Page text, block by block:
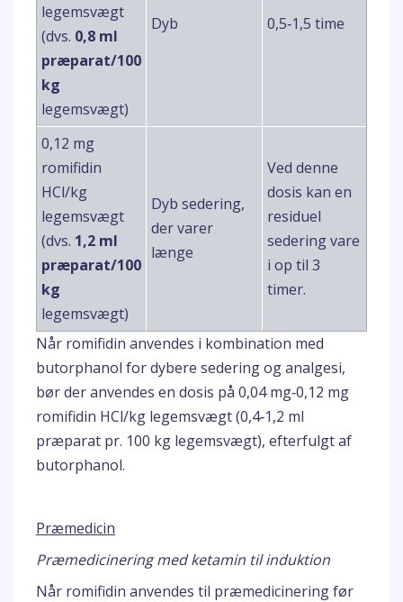
legemsvægt
(dvs. 0,8 ml
præparat/100
kg
legemsvægt)
Dyb 0,5‑1,5 time
0,12 mg
romifidin
HCl/kg
legemsvægt
(dvs. 1,2 ml
præparat/100
kg
legemsvægt)
Dyb sedering,
der varer
længe
Ved denne
dosis kan en
residuel
sedering vare
i op til 3
timer.
Når romifidin anvendes i kombination med
butorphanol for dybere sedering og analgesi,
bør der anvendes en dosis på 0,04 mg‑0,12 mg
romifidin HCl/kg legemsvægt (0,4‑1,2 ml
præparat pr. 100 kg legemsvægt), efterfulgt af
butorphanol.
Præmedicin
Præmedicinering med ketamin til induktion
Når romifidin anvendes til præmedicinering før